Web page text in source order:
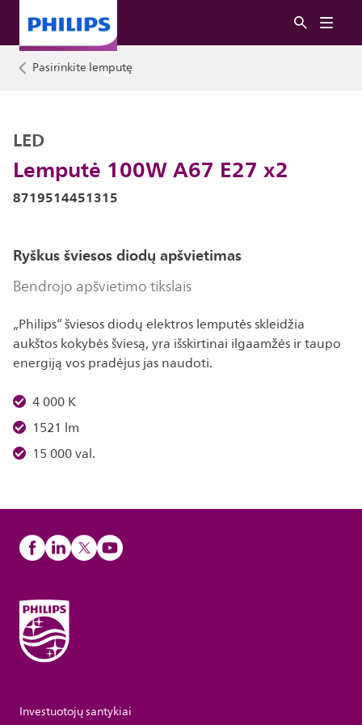
Pasirinkite lemputę
Lemputė 100W A67 E27 x2
LED
8719514451315
Ryškus šviesos diodų apšvietimas
Bendrojo apšvietimo tikslais
„Philips“ šviesos diodų elektros lemputės skleidžia
aukštos kokybės šviesą, yra išskirtinai ilgaamžės ir taupo
energiją vos pradėjus jas naudoti.
4 000 K
1521 lm
15 000 val.
Investuotojų santykiai